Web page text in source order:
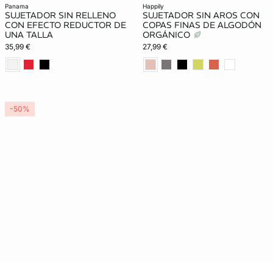
panama
SUJETADOR SIN RELLENO
CON EFECTO REDUCTOR DE
UNA TALLA
35,99 €
happily
SUJETADOR SIN AROS CON
COPAS FINAS DE ALGODÓN
ORGÁNICO
27,99 €
-50%